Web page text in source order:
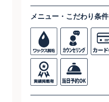
メニュー・こだわり条件